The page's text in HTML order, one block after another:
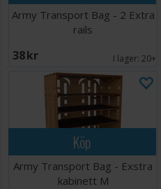
Army Transport Bag - 2 Extra
rails
38 SEK I lager: 20+
Köp
Army Transport Bag - Exstra
kabinett M